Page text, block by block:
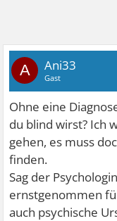
A Ani33
Gast
Ohne eine
du blind wirst? Ich
gehen, es muss
finden.
Sag der
ernstgenommen
auch psychische